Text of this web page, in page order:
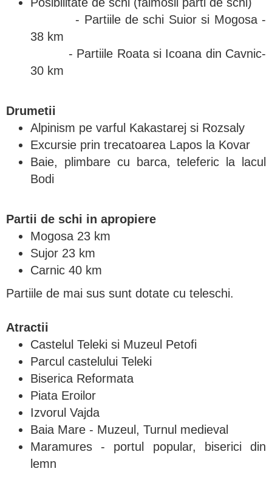
- Partiile de schi Suior si Mogosa -
38 km
- Partiile Roata si Icoana din Cavnic-
30 km
Drumetii
Alpinism pe varful Kakastarej si Rozsaly
Excursie prin trecatoarea Lapos la Kovar
Baie, plimbare cu barca, teleferic la lacul
Bodi
Partii de schi in apropiere
Mogosa 23 km
Sujor 23 km
Carnic 40 km
Partiile de mai sus sunt dotate cu teleschi.
Atractii
Castelul Teleki si Muzeul Petofi
Parcul castelului Teleki
Biserica Reformata
Piata Eroilor
Izvorul Vajda
Baia Mare - Muzeul, Turnul medieval
Maramures - portul popular, biserici din
lemn